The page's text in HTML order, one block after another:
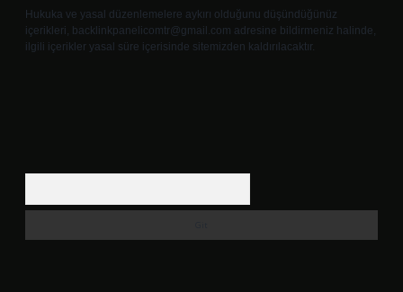
Hukuka ve yasal düzenlemelere aykırı olduğunu düşündüğünüz
içerikleri, backlinkpanelicomtr@gmail.com adresine bildirmeniz halinde,
ilgili içerikler yasal süre içerisinde sitemizden kaldırılacaktır.